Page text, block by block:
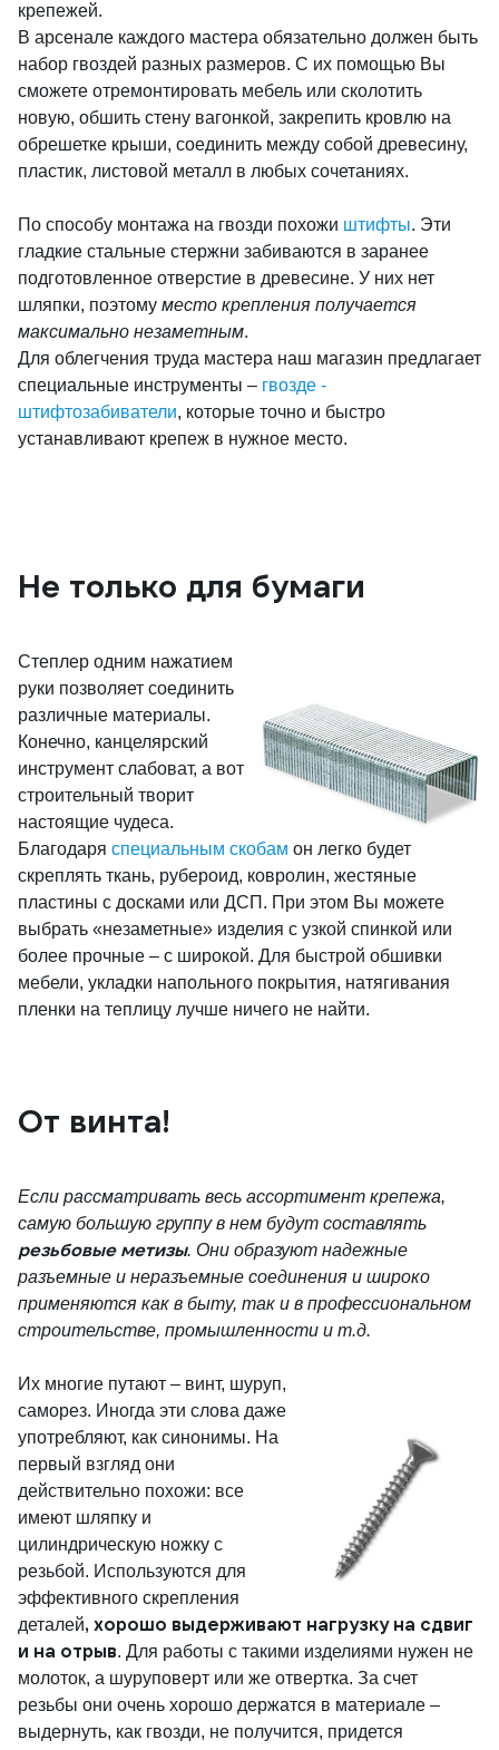
крепежей.
В арсенале каждого мастера обязательно должен быть
набор гвоздей разных размеров. С их помощью Вы
сможете отремонтировать мебель или сколотить
новую, обшить стену вагонкой, закрепить кровлю на
обрешетке крыши, соединить между собой древесину,
пластик, листовой металл в любых сочетаниях.
По способу монтажа на гвозди похожи штифты. Эти
гладкие стальные стержни забиваются в заранее
подготовленное отверстие в древесине. У них нет
шляпки, поэтому место крепления получается
максимально незаметным.
Для облегчения труда мастера наш магазин предлагает
специальные инструменты – гвозде -
штифтозабиватели, которые точно и быстро
устанавливают крепеж в нужное место.
Не только для бумаги
Степлер одним нажатием
руки позволяет соединить
различные материалы.
Конечно, канцелярский
инструмент слабоват, а вот
строительный творит
настоящие чудеса.
Благодаря специальным скобам он легко будет
скреплять ткань, рубероид, ковролин, жестяные
пластины с досками или ДСП. При этом Вы можете
выбрать «незаметные» изделия с узкой спинкой или
более прочные – с широкой. Для быстрой обшивки
мебели, укладки напольного покрытия, натягивания
пленки на теплицу лучше ничего не найти.
От винта!
Если рассматривать весь ассортимент крепежа,
самую большую группу в нем будут составлять
резьбовые метизы. Они образуют надежные
разъемные и неразъемные соединения и широко
применяются как в быту, так и в профессиональном
строительстве, промышленности и т.д.
Их многие путают – винт, шуруп,
саморез. Иногда эти слова даже
употребляют, как синонимы. На
первый взгляд они
действительно похожи: все
имеют шляпку и
цилиндрическую ножку с
резьбой. Используются для
эффективного скрепления
деталей, хорошо выдерживают нагрузку на сдвиг
и на отрыв. Для работы с такими изделиями нужен не
молоток, а шуруповерт или же отвертка. За счет
резьбы они очень хорошо держатся в материале –
выдернуть, как гвозди, не получится, придется